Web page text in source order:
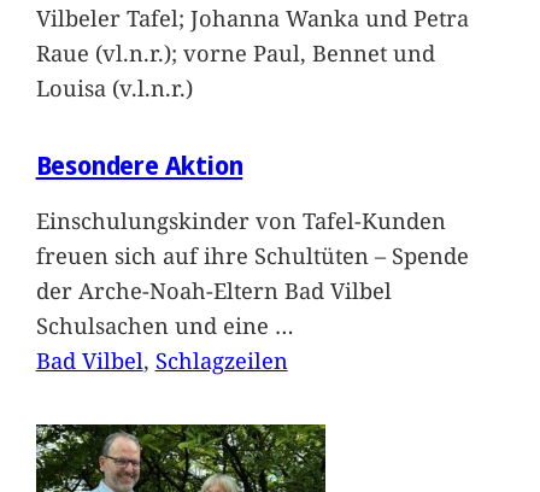
Vilbeler Tafel; Johanna Wanka und Petra
Raue (vl.n.r.); vorne Paul, Bennet und
Louisa (v.l.n.r.)
Besondere Aktion
Einschulungskinder von Tafel-Kunden
freuen sich auf ihre Schultüten – Spende
der Arche-Noah-Eltern Bad Vilbel
Schulsachen und eine …
Bad Vilbel, Schlagzeilen